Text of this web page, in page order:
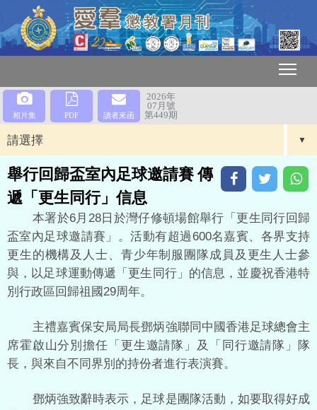
相片集 PDF 讀者來函
2026年
07月號
第449期
請選擇
舉行回歸盃室內足球邀請賽 傳
遞「更生同行」信息
本署於6月28日於灣仔修頓場館舉行「更生同行回歸
盃室內足球邀請賽」。活動有超過600名嘉賓、各界支持
更生的機構及人士、青少年制服團隊成員及更生人士參
與，以足球運動傳遞「更生同行」的信息，並慶祝香港特
別行政區回歸祖國29周年。
主禮嘉賓保安局局長鄧炳強聯同中國香港足球總會主
席霍啟山分別擔任「更生邀請隊」及「同行邀請隊」隊
長，與來自不同界別的持份者進行表演賽。
鄧炳強致辭時表示，足球是團隊活動，如要取得好成